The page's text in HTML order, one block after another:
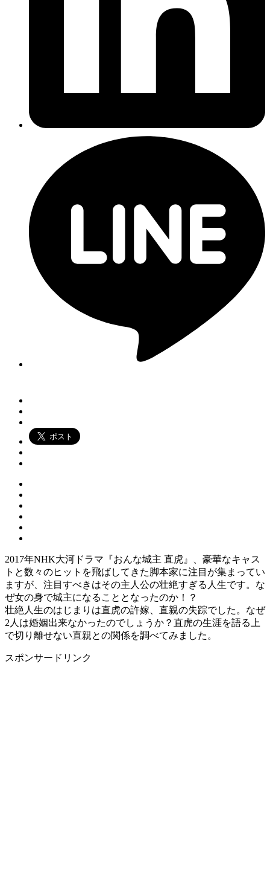
2017年NHK大河ドラマ『おんな城主 直虎』、豪華なキャス
トと数々のヒットを飛ばしてきた脚本家に注目が集まってい
ますが、注目すべきはその主人公の壮絶すぎる人生です。な
ぜ女の身で城主になることとなったのか！？
壮絶人生のはじまりは直虎の許嫁、直親の失踪でした。なぜ
2人は婚姻出来なかったのでしょうか？直虎の生涯を語る上
で切り離せない直親との関係を調べてみました。
スポンサードリンク